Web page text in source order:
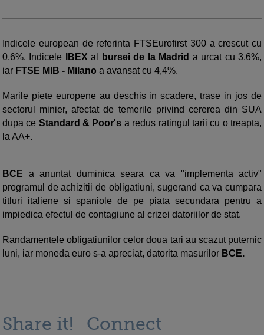
Indicele european de referinta FTSEurofirst 300 a crescut cu
0,6%. Indicele
IBEXal bursei de la Madrid a urcat cu 3,6%,
iar FTSE MIB - Milano a avansat cu 4,4%.
Marile piete europene au deschis in scadere, trase in jos de
sectorul minier, afectat de temerile privind cererea din SUA
dupa ce Standard & Poor's a redus ratingul tarii cu o treapta,
la AA+.
BCE a anuntat duminica seara ca va "implementa activ"
programul de achizitii de obligatiuni, sugerand ca va cumpara
titluri italiene si spaniole de pe piata secundara pentru a
impiedica efectul de contagiune al crizei datoriilor de stat.
Randamentele obligatiunilor celor doua tari au scazut puternic
luni, iar moneda euro s-a apreciat, datorita masurilor BCE.
Share it! Connect